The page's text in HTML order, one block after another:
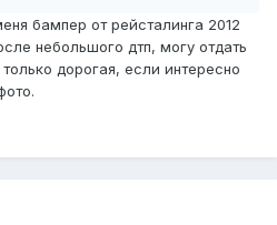
бампер от рейсталинга 2012
небольшого дтп, могу отдать
дорогая, если интересно